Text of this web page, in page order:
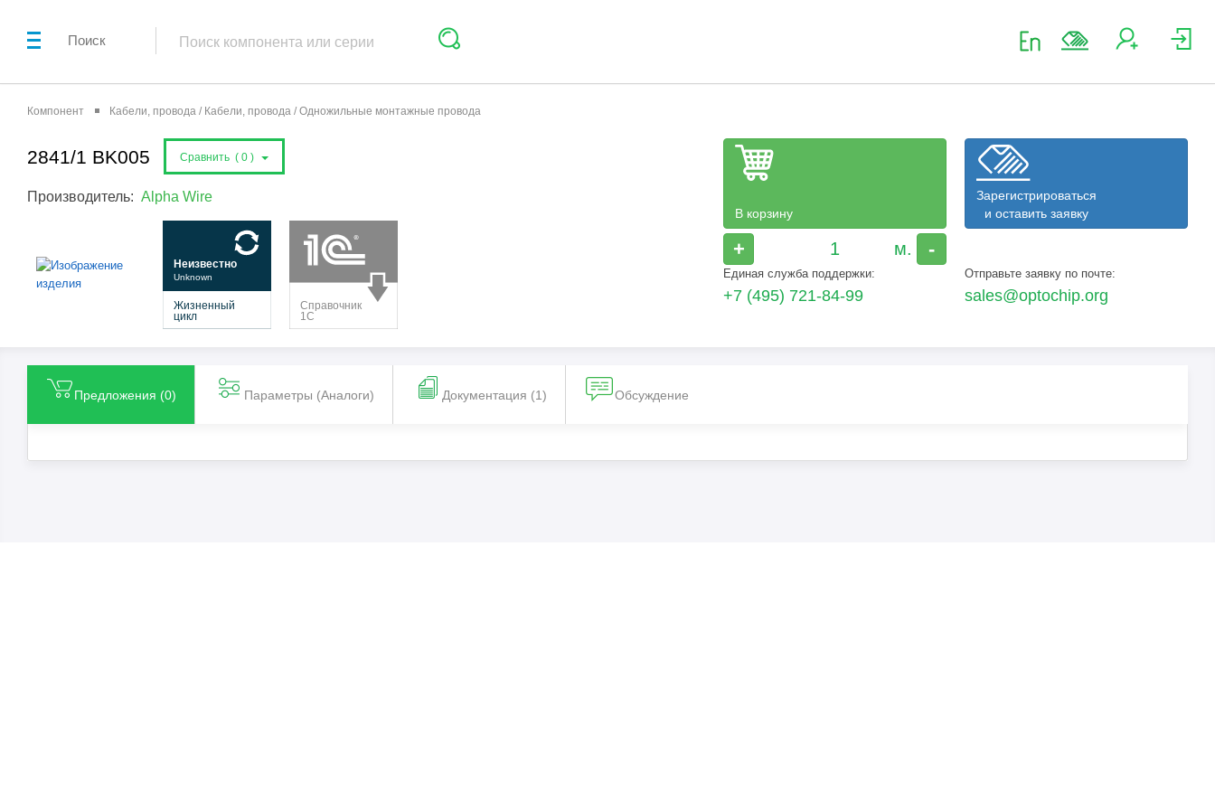
Поиск
Компонент Кабели, провода / Кабели, провода / Одножильные монтажные провода
2841/1 BK005 Сравнить ( 0 )
Производитель: Alpha Wire
В корзину
+ -
Зарегистрироваться
и оставить заявку
Единая служба поддержки:
+7 (495) 721-84-99
Отправьте заявку по почте:
sales@optochip.org
Предложения (0) Параметры (Aналоги) Документация (1) Обсуждение